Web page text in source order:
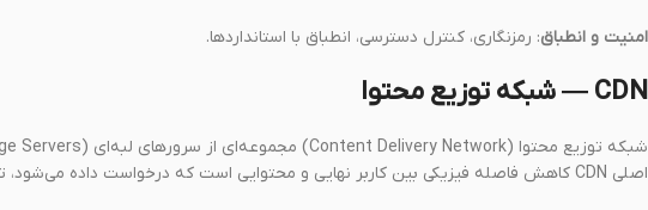
امنیت و انطباق: رمزنگاری، کنترل دسترسی، انطباق با استانداردها.
CDN — شبکه توزیع محتوا
اصلی CDN کاهش فاصله فیزیکی بین کاربر نهایی و محتوایی است که درخواست داده می‌شود، تا: